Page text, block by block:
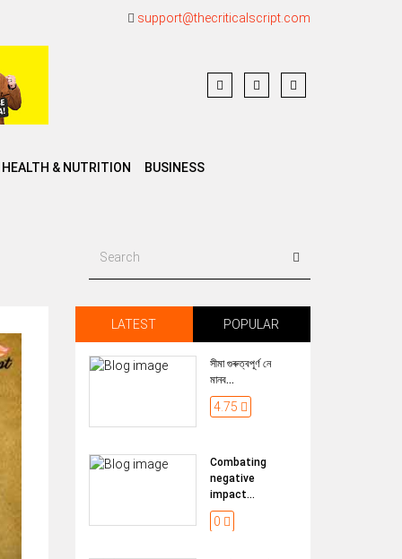
support@thecriticalscript.com
HEALTH & NUTRITION BUSINESS
LATEST POPULAR
সীমা গুৰুত্বপূৰ্ণ নে
মানব...
4.75
Combating
negative
impact...
0